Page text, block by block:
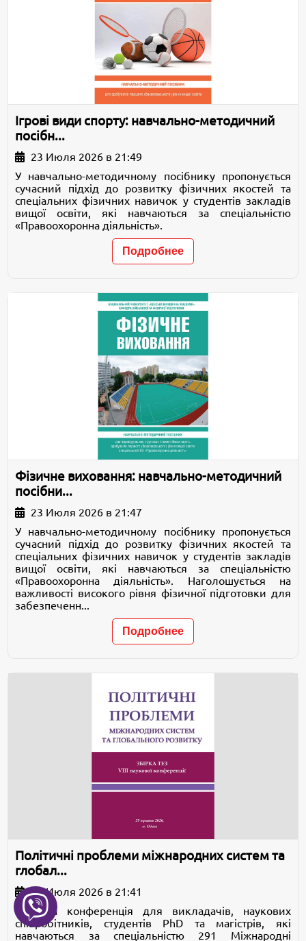
Ігрові види спорту: навчально-методичний
посібн...
23 Июля 2026 в 21:49
У навчально-методичному посібнику пропонується
сучасний підхід до розвитку фізичних якостей та
спеціальних фізичних навичок у студентів закладів
вищої освіти, які навчаються за спеціальністю
«Правоохоронна діяльність».
Подробнее
Фізичне виховання: навчально-методичний
посібни...
23 Июля 2026 в 21:47
У навчально-методичному посібнику пропонується
сучасний підхід до розвитку фізичних якостей та
спеціальних фізичних навичок у студентів закладів
вищої освіти, які навчаються за спеціальністю
«Правоохоронна діяльність». Наголошується на
важливості високого рівня фізичної підготовки для
забезпеченн...
Подробнее
Політичні проблеми міжнародних систем та
глобал...
23 Июля 2026 в 21:41
Наукова конференція для викладачів, наукових
співробітників, студентів PhD та магістрів, які
навчаються за спеціальністю 291 Міжнародні